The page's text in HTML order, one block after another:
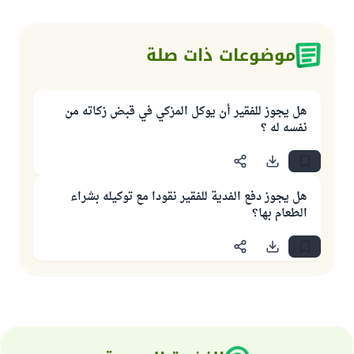
موضوعات ذات صلة
هل يجوز للفقير أن يوكل المزكي في قبض زكاته من
نفسه له ؟
هل يجوز دفع الفدية للفقير نقودا مع توكيله بشراء
الطعام بها؟